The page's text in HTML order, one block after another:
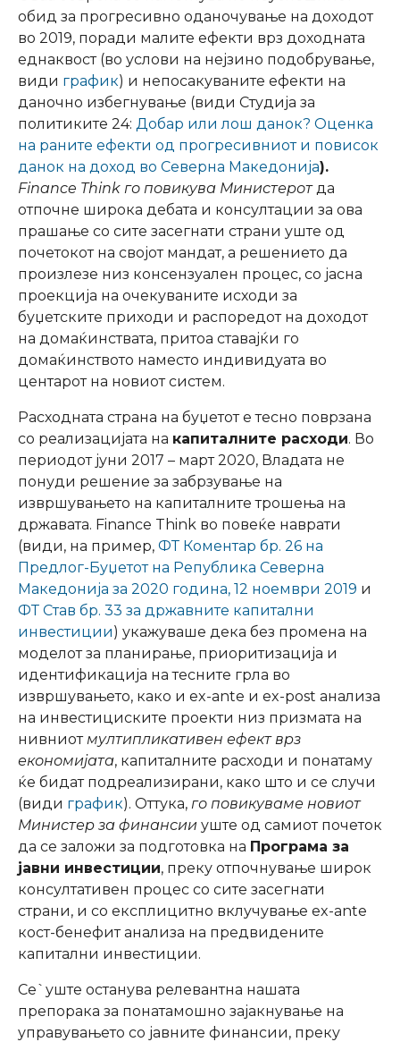
обид за прогресивно оданочување на доходот
во 2019, поради малите ефекти врз доходната
еднаквост (во услови на нејзино подобрување,
види график) и непосакуваните ефекти на
даночно избегнување (види Студија за
политиките 24: Добар или лош данок? Оценка
на раните ефекти од прогресивниот и повисок
данок на доход во Северна Македонија).
Finance Think го повикува Министеротда
отпочне широка дебата и консултации за ова
прашање со сите засегнати страни уште од
почетокот на својот мандат, а решението да
произлезе низ консензуален процес, со јасна
проекција на очекуваните исходи за
буџетските приходи и распоредот на доходот
на домаќинствата, притоа ставајќи го
домаќинството наместо индивидуата во
центарот на новиот систем.
Расходната страна на буџетот е тесно поврзана
со реализацијата на капиталните расходи. Во
периодот јуни 2017 – март 2020, Владата не
понуди решение за забрзување на
извршувањето на капиталните трошења на
државата. Finance Think во повеќе наврати
(види, на пример, ФТ Коментар бр. 26 на
Предлог-Буџетот на Република Северна
Македонија за 2020 година, 12 ноември 2019 и
ФТ Став бр. 33 за државните капитални
инвестиции) укажуваше дека без промена на
моделот за планирање, приоритизација и
идентификација на тесните грла во
извршувањето, како и ex-ante и ex-post анализа
на инвестициските проекти низ призмата на
нивниот мултипликативен ефект врз
економијата, капиталните расходи и понатаму
ќе бидат подреализирани, како што и се случи
(види график). Оттука, го повикуваме новиот
Министер за финансии уште од самиот почеток
да се заложи за подготовка на Програма за
јавни инвестиции, преку отпочнување широк
консултативен процес со сите засегнати
страни, и со експлицитно вклучување ex-ante
кост-бенефит анализа на предвидените
капитални инвестиции.
Се`уште останува релевантна нашата
препорака за понатамошно зајакнување на
управувањето со јавните финансии, преку